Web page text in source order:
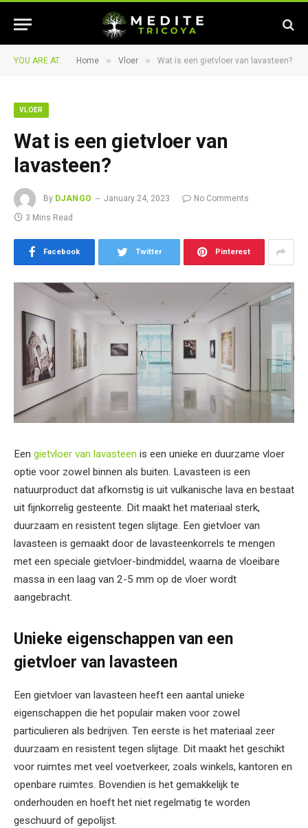
YOU ARE AT: Home » Vloer » Wat is een gietvloer van lavasteen?
VLOER
Wat is een gietvloer van
lavasteen?
By DJANGO January 24, 2023
No Comments
3 Mins Read
Facebook Twitter Pinterest
Een gietvloer van lavasteen is een unieke en duurzame vloer
optie voor zowel binnen als buiten. Lavasteen is een
natuurproduct dat afkomstig is uit vulkanische lava en bestaat
uit fijnkorrelig gesteente. Dit maakt het materiaal sterk,
duurzaam en resistent tegen slijtage. Een gietvloer van
lavasteen is gemaakt door de lavasteenkorrels te mengen
met een speciale gietvloer-bindmiddel, waarna de vloeibare
massa in een laag van 2-5 mm op de vloer wordt
aangebracht.
Unieke eigenschappen van een
gietvloer van lavasteen
Een gietvloer van lavasteen heeft een aantal unieke
eigenschappen die het populair maken voor zowel
particulieren als bedrijven. Ten eerste is het materiaal zeer
duurzaam en resistent tegen slijtage. Dit maakt het geschikt
voor ruimtes met veel voetverkeer, zoals winkels, kantoren en
openbare ruimtes. Bovendien is het gemakkelijk te
onderhouden en hoeft het niet regelmatig te worden
geschuurd of gepolijst.